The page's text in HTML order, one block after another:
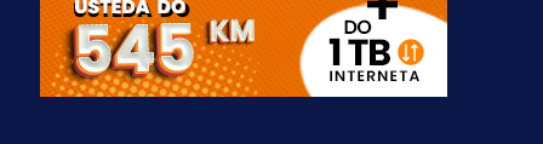
Misimović priveden: SIPA ga tereti
za pranje novca, pretresaju
prostorije FK Borac!